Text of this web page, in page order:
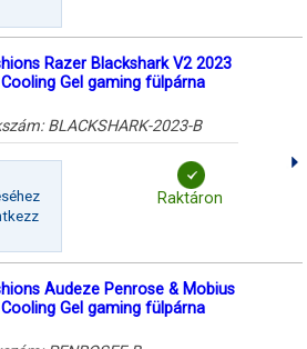
Razer Blackshark V2 2023
Gel gaming fülpárna
BLACKSHARK-2023-B
Raktáron
Audeze Penrose & Mobius
Gel gaming fülpárna